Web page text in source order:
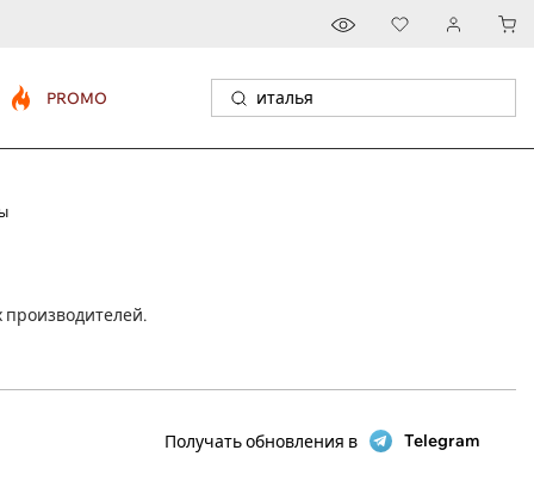
PROMO
производителей.
Получать обновления в Telegram